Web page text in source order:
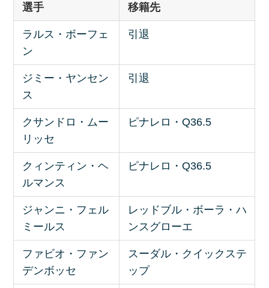
選手 移籍先
ラルス・ボーフェ
ン
引退
ジミー・ヤンセン
ス
引退
クサンドロ・ムー
リッセ
ピナレロ・Q36.5
クィンティン・ヘ
ルマンス
ピナレロ・Q36.5
ジャンニ・フェル
ミールス
レッドブル・ボーラ・ハ
ンスグローエ
ファビオ・ファン
デンボッセ
スーダル・クイックステ
ップ